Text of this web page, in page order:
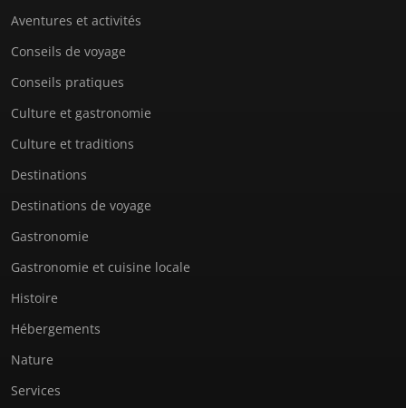
Aventures et activités
Conseils de voyage
Conseils pratiques
Culture et gastronomie
Culture et traditions
Destinations
Destinations de voyage
Gastronomie
Gastronomie et cuisine locale
Histoire
Hébergements
Nature
Services